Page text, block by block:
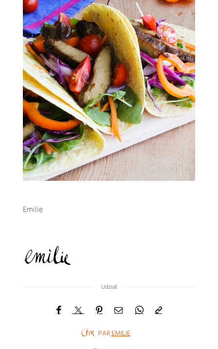
Emilie
Udział
PAREMILIE